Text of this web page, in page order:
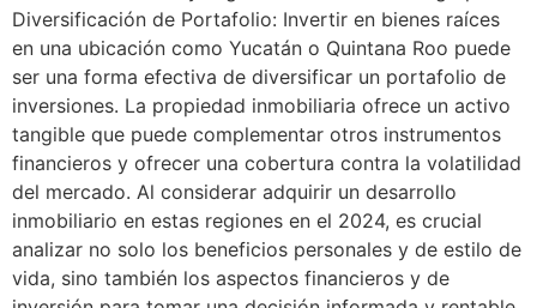
Diversificación de Portafolio: Invertir en bienes raíces
en una ubicación como Yucatán o Quintana Roo puede
ser una forma efectiva de diversificar un portafolio de
inversiones. La propiedad inmobiliaria ofrece un activo
tangible que puede complementar otros instrumentos
financieros y ofrecer una cobertura contra la volatilidad
del mercado. Al considerar adquirir un desarrollo
inmobiliario en estas regiones en el 2024, es crucial
analizar no solo los beneficios personales y de estilo de
vida, sino también los aspectos financieros y de